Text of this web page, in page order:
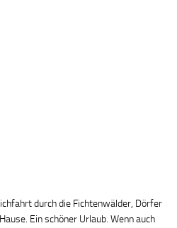
durch die Fichtenwälder, Dörfer
Ein schöner Urlaub. Wenn auch